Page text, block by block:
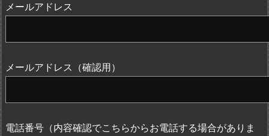
メールアドレス
メールアドレス（確認用）
電話番号（内容確認でこちらからお電話する場合がありま